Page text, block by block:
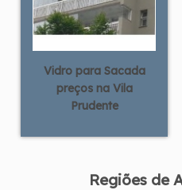
Vidro para Sacada
preços na Vila
Prudente
Regiões de